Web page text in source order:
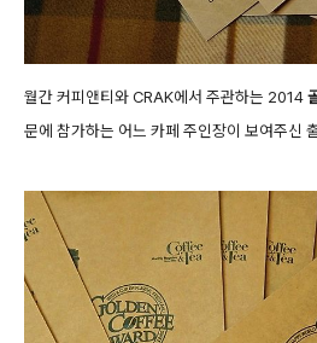
월간 커피앤티와 CRAK에서 주관하는 2014
문에 참가하는 어느 카페 주인장이 보여주신